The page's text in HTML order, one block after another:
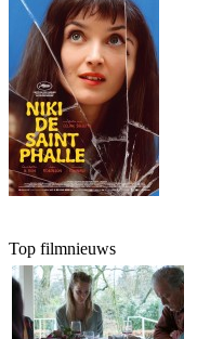
Top filmnieuws